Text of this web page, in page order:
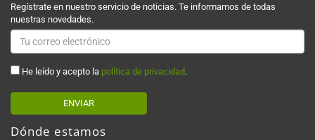
Regístrate en nuestro servicio de noticias. Te informamos de todas
nuestras novedades.
He leído y acepto la política de privacidad.
ENVIAR
Dónde estamos